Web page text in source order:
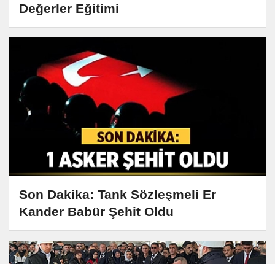
Değerler Eğitimi
Son Dakika: Tank Sözleşmeli Er
Kander Babür Şehit Oldu